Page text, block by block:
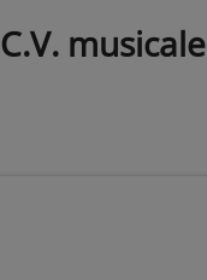
C.V. musicale